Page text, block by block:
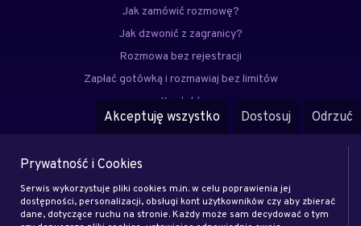
Jak zamówić rozmowę?
Jak dzwonić z zagranicy?
Rozmowa bez rejestracji
Zapłać gotówką i rozmawiaj bez limitów
Kontakt
FAQ
Eksperci
Zostań klientem
Akceptuję wszystko Dostosuj Odrzuć
Prywatność i Cookies
Serwis wykorzystuje pliki cookies m.in. w celu poprawienia jej
dostępności, personalizacji, obsługi kont użytkowników czy aby zbierać
dane, dotyczące ruchu na stronie. Każdy może sam decydować o tym